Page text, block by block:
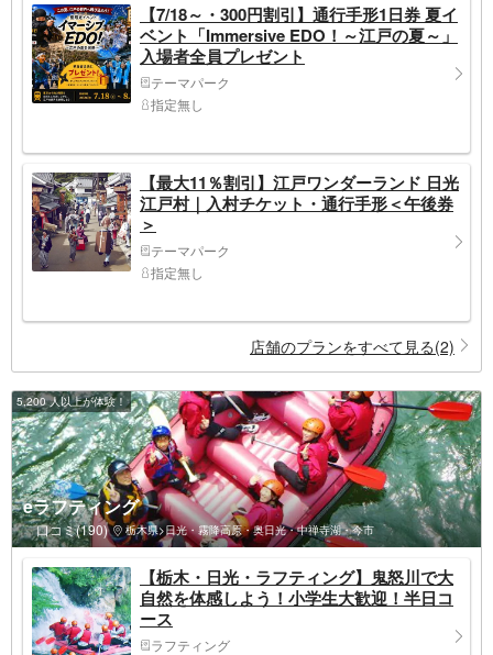
【7/18～・300円割引】通行手形1日券 夏イ
ベント「Immersive EDO！～江戸の夏～」
入場者全員プレゼント
テーマパーク
指定無し
【最大11％割引】江戸ワンダーランド 日光
江戸村｜入村チケット・通行手形＜午後券
＞
テーマパーク
指定無し
店舗のプランをすべて見る(2)
5,200 人以上が体験！
eラフティング
口コミ(190) 栃木県>日光・霧降高原・奥日光・中禅寺湖・今市
【栃木・日光・ラフティング】鬼怒川で大
自然を体感しよう！小学生大歓迎！半日コ
ース
ラフティング